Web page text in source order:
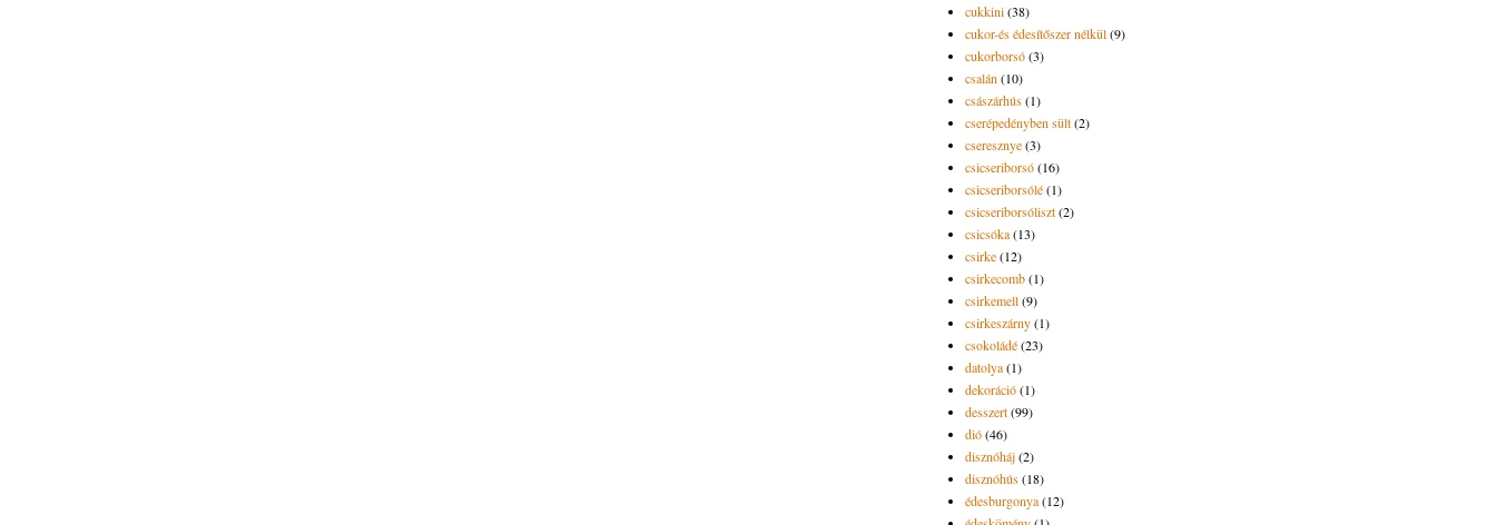
cukkini(38)
cukor-és édesítőszer nélkül(9)
cukorborsó(3)
csalán(10)
császárhús(1)
cserépedényben sült(2)
cseresznye(3)
csicseriborsó(16)
csicseriborsólé(1)
csicseriborsóliszt(2)
csicsóka(13)
csirke(12)
csirkecomb(1)
csirkemell(9)
csirkeszárny(1)
csokoládé(23)
datolya(1)
dekoráció(1)
desszert(99)
dió(46)
disznóháj(2)
disznóhús(18)
édesburgonya(12)